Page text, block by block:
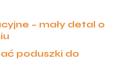
– mały detal o
poduszki do